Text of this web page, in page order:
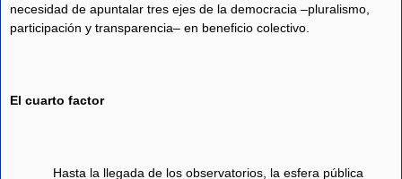
necesidad de apuntalar tres ejes de la democracia –pluralismo,
participación y transparencia– en beneficio colectivo.
El cuarto factor
Hasta la llegada de los observatorios, la esfera pública